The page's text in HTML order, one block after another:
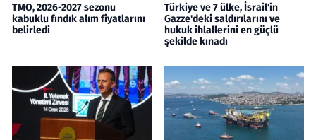
TMO, 2026-2027 sezonu
kabuklu fındık alım fiyatlarını
belirledi
Türkiye ve 7 ülke, İsrail'in
Gazze'deki saldırılarını ve
hukuk ihlallerini en güçlü
şekilde kınadı